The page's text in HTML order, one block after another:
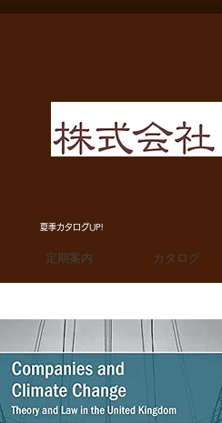
夏季カタログUP!
定期案内 カタログ